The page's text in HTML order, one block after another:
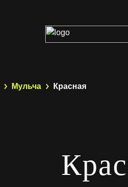
Мульча Красная